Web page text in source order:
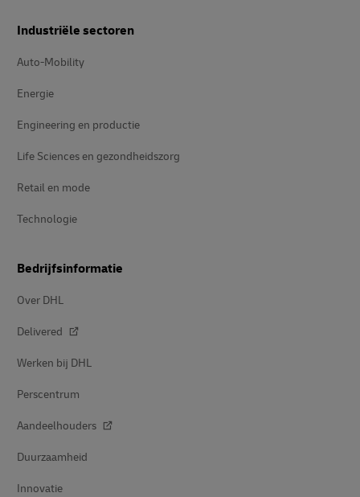
Industriële sectoren
Auto-Mobility
Energie
Engineering en productie
Life Sciences en gezondheidszorg
Retail en mode
Technologie
Bedrijfsinformatie
Over DHL
Delivered
Werken bij DHL
Perscentrum
Aandeelhouders
Duurzaamheid
Innovatie